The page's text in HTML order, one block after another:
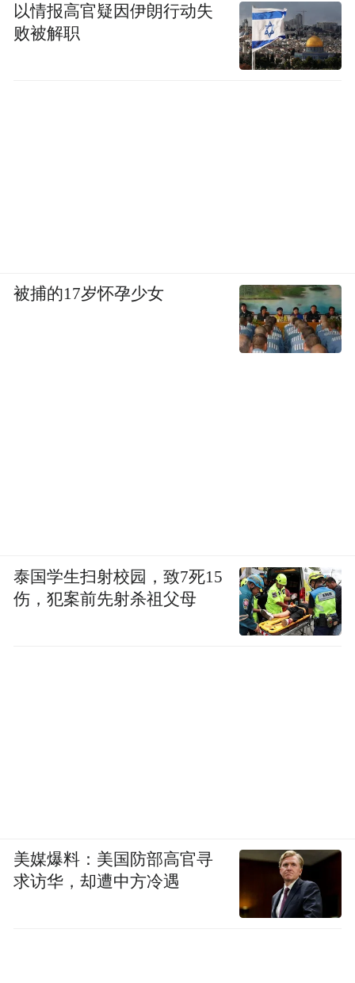
以情报高官疑因伊朗行动失
败被解职
被捕的17岁怀孕少女
泰国学生扫射校园，致7死15
伤，犯案前先射杀祖父母
美媒爆料：美国防部高官寻
求访华，却遭中方冷遇